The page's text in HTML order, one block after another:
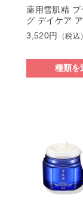
薬用雪肌精 ブ
グ デイケア
3,520円
（税
種類を